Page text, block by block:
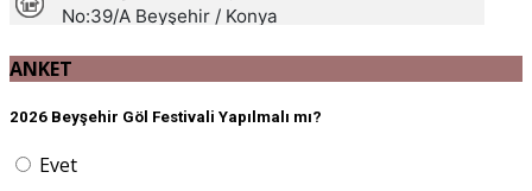
ANKET
2026 Beyşehir Göl Festivali Yapılmalı mı?
Evet